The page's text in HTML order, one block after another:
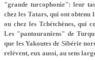
"grande turcophonie": leur
chez les Tatars, qui ont obtenu
ou chez les Tchétchènes, qui
Les "pantouraniens" de
que les Yakoutes de Sibérie
relèvent, eux aussi, au sens